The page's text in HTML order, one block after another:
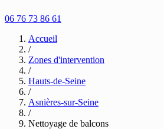
06 76 73 86 61
Accueil
/
Zones d'intervention
/
Hauts-de-Seine
/
Asnières-sur-Seine
/
Nettoyage de balcons